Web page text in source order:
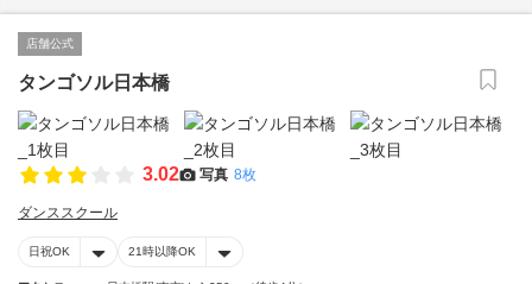
店舗公式
タンゴソル日本橋
3.02 写真 8枚
ダンススクール
日祝OK 21時以降OK